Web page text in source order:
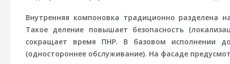
Внутренняя компоновка традиционно разделена
Такое деление повышает безопасность
сокращает время ПНР. В базовом исполнении
(одностороннее обслуживание). На фасаде